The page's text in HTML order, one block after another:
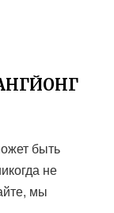
быть
не
мы